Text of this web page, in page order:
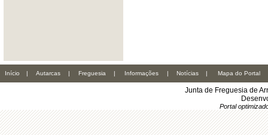
Início | Autarcas | Freguesia | Informações | Notícias | Mapa do Portal
Junta de Freguesia de
Portal